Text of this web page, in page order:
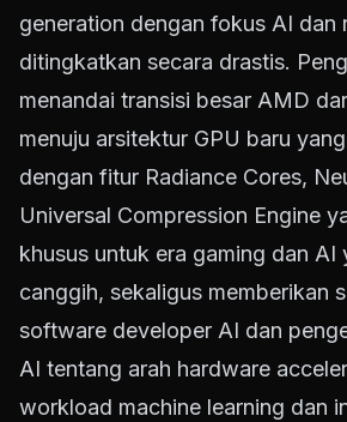
generation dengan fokus AI dan
ditingkatkan secara drastis.
menandai transisi besar AMD
menuju arsitektur GPU baru
dengan fitur Radiance Cores,
Universal Compression Engine
khusus untuk era gaming dan AI
canggih, sekaligus memberikan
software developer AI dan
AI tentang arah hardware
workload machine learning dan